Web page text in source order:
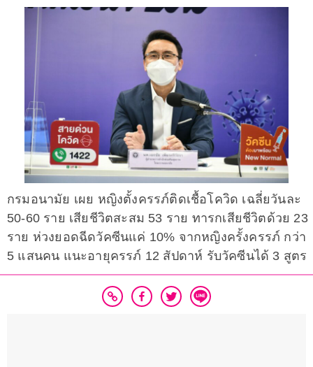
กรมอนามัย เผย หญิงตั้งครรภ์ติดเชื้อโควิด เฉลี่ยวันละ
50-60 ราย เสียชีวิตสะสม 53 ราย ทารกเสียชีวิตด้วย 23
ราย ห่วงยอดฉีดวัคซีนแค่ 10% จากหญิงครั้งครรภ์ กว่า
5 แสนคน แนะอายุครรภ์ 12 สัปดาห์ รับวัคซีนได้ 3 สูตร